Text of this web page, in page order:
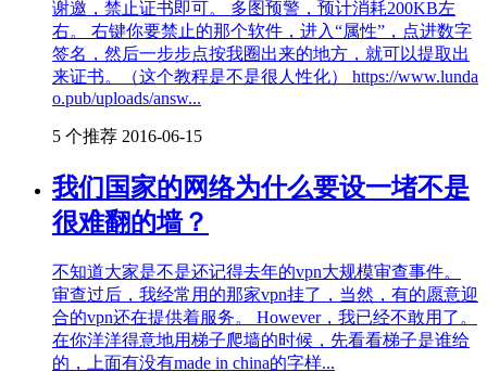
谢邀，禁止证书即可。 多图预警，预计消耗200KB左
右。 右键你要禁止的那个软件，进入“属性”，点进数字
签名，然后一步步点按我圈出来的地方，就可以提取出
来证书。（这个教程是不是很人性化） https://www.lunda
o.pub/uploads/answ...
5 个推荐 2016-06-15
我们国家的网络为什么要设一堵不是
很难翻的墙？
不知道大家是不是还记得去年的vpn大规模审查事件。
审查过后，我经常用的那家vpn挂了，当然，有的愿意迎
合的vpn还在提供着服务。 However，我已经不敢用了。
在你洋洋得意地用梯子爬墙的时候，先看看梯子是谁给
的，上面有没有made in china的字样...